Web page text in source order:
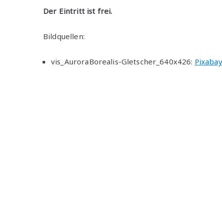
Der Eintritt ist frei.
Bildquellen:
vis_AuroraBorealis-Gletscher_640x426: Pixabay